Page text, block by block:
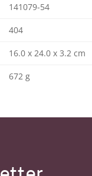
141079-54
404
16.0 x 24.0 x 3.2 cm
672 g